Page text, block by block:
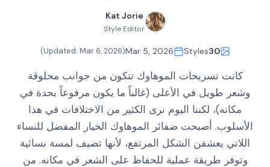
Kat Jorie
Style Editor
30
Styles
Mar 5, 2026
(Updated:
Mar 6, 2026
)
كانت تسريحات الموهاوك تتكون من جوانب محلوقة
وشعر طويل في الأعلى (غالباً ما يكون مرفوعاً بحدة في
مكانه)، لكننا اليوم نرى الكثير من الاختلافات في هذا
الأسلوب. أصبحت ضفائر الموهاوك الخيار المفضل للنساء
اللاتي يعشقن الشكل المرتفع، لأنها تضيف لمسة نسائية
وتوفر طريقة عملية للحفاظ على الشعر في مكانه. من